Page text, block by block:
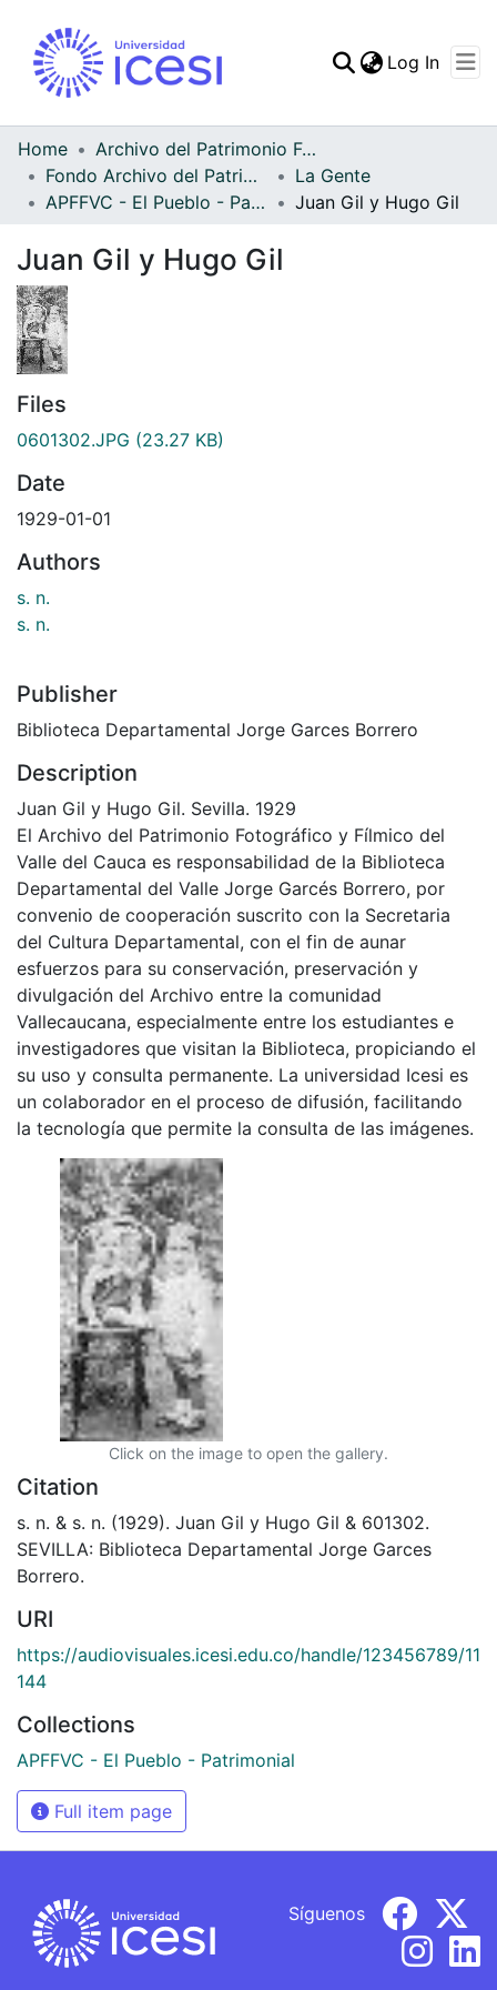
Statistics
Log In
Home
Archivo del Patrimonio Fotográfico y Fílmico del Valle del Cauca
Fondo Archivo del Patrimonio Fotográfico y Fílmico del Valle del Cauca
La Gente
APFFVC - El Pueblo - Patrimonial
Juan Gil y Hugo Gil
Juan Gil y Hugo Gil
Files
0601302.JPG (23.27 KB)
Date
1929-01-01
Authors
s. n.
s. n.
Publisher
Biblioteca Departamental Jorge Garces Borrero
Description
Juan Gil y Hugo Gil. Sevilla. 1929
El Archivo del Patrimonio Fotográfico y Fílmico del
Valle del Cauca es responsabilidad de la Biblioteca
Departamental del Valle Jorge Garcés Borrero, por
convenio de cooperación suscrito con la Secretaria
del Cultura Departamental, con el fin de aunar
esfuerzos para su conservación, preservación y
divulgación del Archivo entre la comunidad
Vallecaucana, especialmente entre los estudiantes e
investigadores que visitan la Biblioteca, propiciando el
su uso y consulta permanente. La universidad Icesi es
un colaborador en el proceso de difusión, facilitando
la tecnología que permite la consulta de las imágenes.
Click on the image to open the gallery.
Citation
s. n. & s. n. (1929). Juan Gil y Hugo Gil & 601302.
SEVILLA: Biblioteca Departamental Jorge Garces
Borrero.
URI
https://audiovisuales.icesi.edu.co/handle/123456789/11
144
Collections
APFFVC - El Pueblo - Patrimonial
Full item page
Síguenos